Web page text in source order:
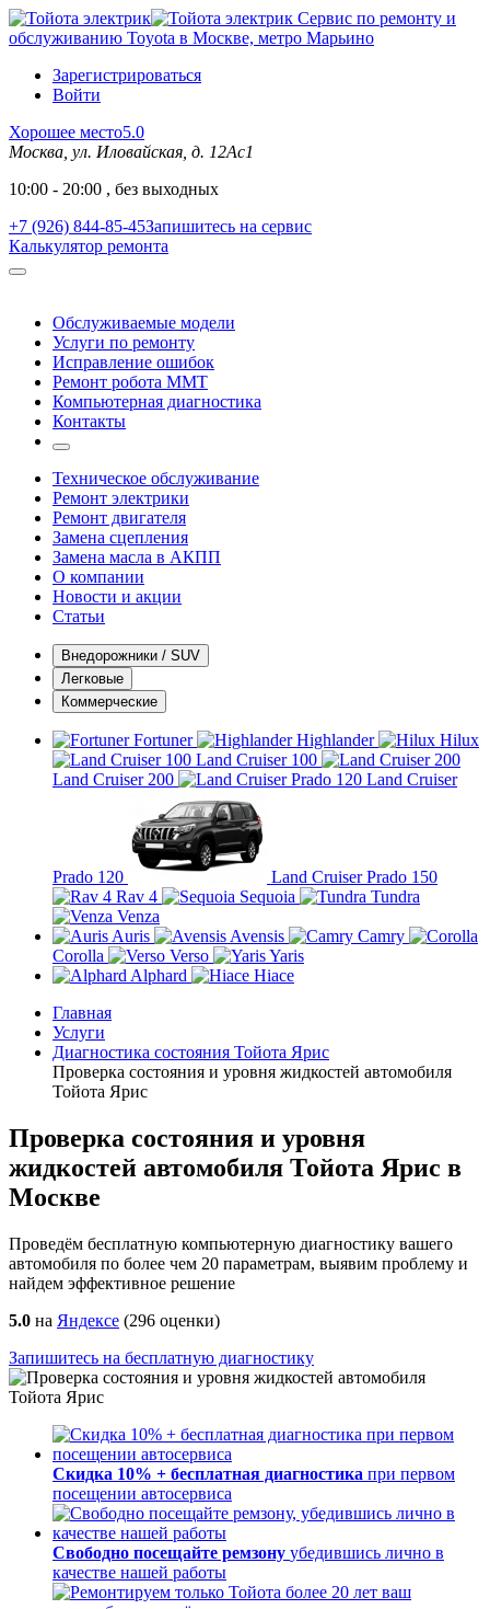
Сервис по ремонту и
обслуживанию Toyota в Москве, метро Марьино
Зарегистрироваться
Войти
Хорошее место5.0
Москва, ул. Иловайская, д. 12Ас1
10:00 - 20:00 , без выходных
+7 (926) 844-85-45Запишитесь на сервис
Калькулятор ремонта
Обслуживаемые модели
Услуги по ремонту
Исправление ошибок
Ремонт робота MMT
Компьютерная диагностика
Контакты
Техническое обслуживание
Ремонт электрики
Ремонт двигателя
Замена сцепления
Замена масла в АКПП
О компании
Новости и акции
Статьи
Внедорожники / SUV
Легковые
Коммерческие
Fortuner Highlander
Hilux
Land Cruiser 100
Land Cruiser 200
Land Cruiser
Prado 120
Land Cruiser Prado 150
Rav 4
Sequoia
Tundra
Venza
Auris
Avensis
Camry
Corolla
Verso
Yaris
Alphard
Hiace
Главная
Услуги
Диагностика состояния Тойота Ярис
Проверка состояния и уровня жидкостей автомобиля
Тойота Ярис
Проверка состояния и уровня
жидкостей автомобиля Тойота Ярис в
Москве
Проведём бесплатную компьютерную диагностику вашего
автомобиля по более чем 20 параметрам, выявим проблему и
найдем эффективное решение
5.0 на Яндексе (296 оценки)
Запишитесь на бесплатную диагностику
Скидка 10% + бесплатная диагностика при первом
посещении автосервиса
Свободно посещайте ремзону убедившись лично в
качестве нашей работы